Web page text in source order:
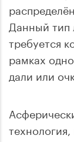
Данный тип
требуется
рамках
дали или